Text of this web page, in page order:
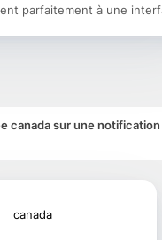
parfaitement à une
canada sur une notification
canada